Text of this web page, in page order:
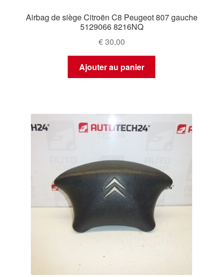
Airbag de siège Citroën C8 Peugeot 807 gauche
5129066 8216NQ
€30,00
Ajouter au panier